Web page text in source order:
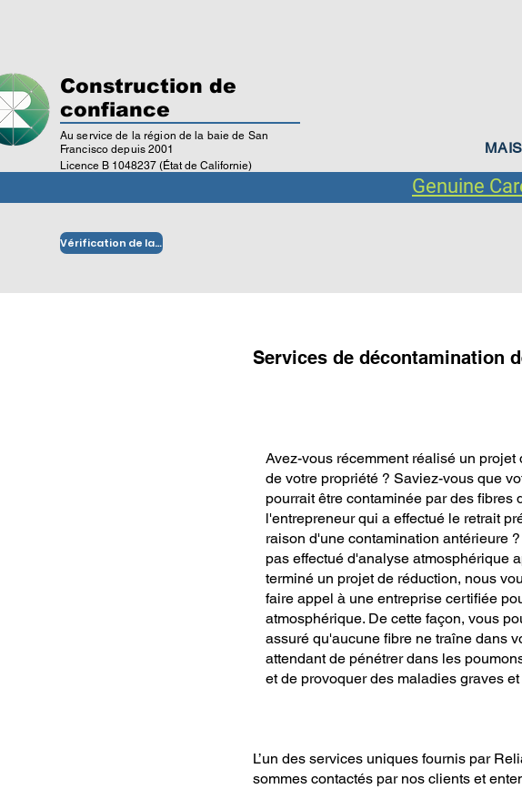
Construction de
confiance
Au service de la région de la baie de San
Francisco depuis 2001
Licence B 1048237 (État de Californie)
Vérification de la licence
Genuine
Services de décontamination
Avez-vous récemment réalisé un projet
de votre propriété ? Saviez-vous que
pourrait être contaminée par des fibres
l'entrepreneur qui a effectué le retrait
raison d'une contamination antérieure
pas effectué d'analyse atmosphérique
terminé un projet de réduction, nous
faire appel à une entreprise certifiée
atmosphérique. De cette façon, vous
assuré qu'aucune fibre ne traîne dans
attendant de pénétrer dans les
et de provoquer des maladies graves
L’un des services uniques fournis par
sommes contactés par nos clients et